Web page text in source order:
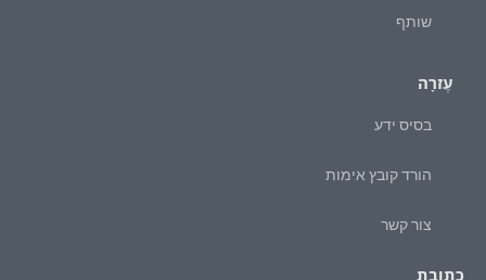
שותף
עֶזרָה
בסיס ידע
הורד קובץ אימות
צור קשר
כתובת